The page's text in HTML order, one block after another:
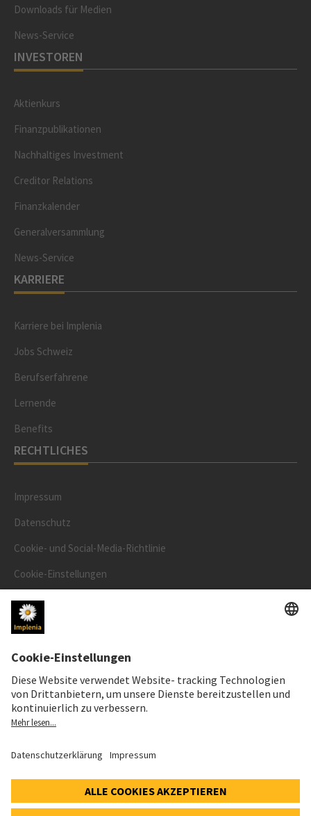
Downloads für Medien
News-Service
INVESTOREN
Aktienkurs
Finanzpublikationen
Nachhaltiges Investment
Creditor Relations
Finanzkalender
Generalversammlung
News-Service
KARRIERE
Karriere bei Implenia
Jobs Schweiz
Berufserfahrene
Lernende
Benefits
RECHTLICHES
Impressum
Datenschutz
Cookie- und Social-Media-Richtlinie
Cookie-Einstellungen
Speak Up Line
AKTIENKURS
SWX: Implenia AG
62,30 CHF
0,00 CHF (0,00%)